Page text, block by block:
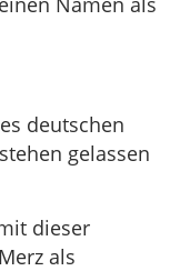
deutschen
gelassen
dieser
als